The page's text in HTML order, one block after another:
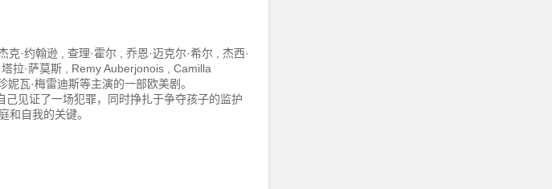
·约翰逊 , 查理·霍尔 , 乔恩·迈克尔·希尔 , 杰西·
拉·萨莫斯 , Remy Auberjonois , Camilla
瓦·梅雷迪斯等主演的一部欧美剧。
见证了一场犯罪，同时挣扎于争夺孩子的监护
和自我的关键。